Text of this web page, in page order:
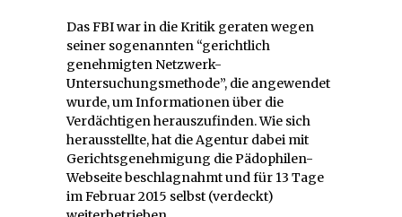
Das FBI war in die Kritik geraten wegen
seiner sogenannten “gerichtlich
genehmigten Netzwerk-
Untersuchungsmethode”, die angewendet
wurde, um Informationen über die
Verdächtigen herauszufinden. Wie sich
herausstellte, hat die Agentur dabei mit
Gerichtsgenehmigung die Pädophilen-
Webseite beschlagnahmt und für 13 Tage
im Februar 2015 selbst (verdeckt)